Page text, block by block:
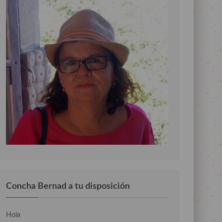
Concha Bernad a tu disposición
Hola